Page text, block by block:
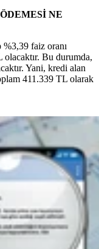
NE
faiz oranı
olacaktır. Bu durumda,
Yani, kredi alan
411.339 TL olarak